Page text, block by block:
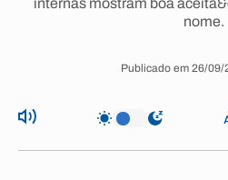
internas mostram boa
nome.
Publicado em 26/09/